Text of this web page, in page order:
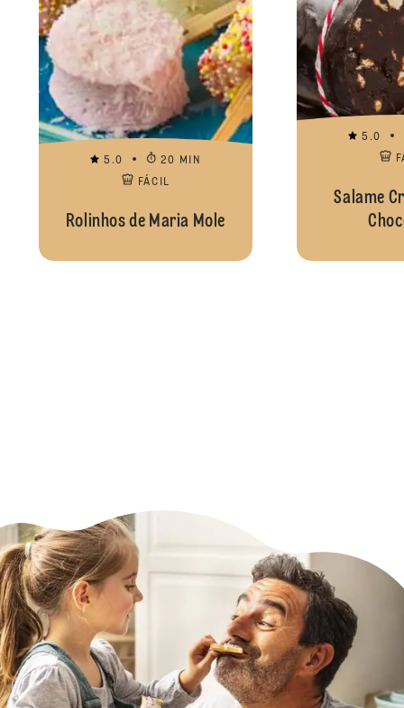
5.0
20 MIN
FÁCIL
Rolinhos de Maria Mole
5.0
Salame